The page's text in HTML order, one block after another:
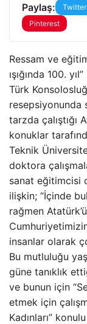
Paylaş: Twitter
Pinterest
Ressam ve
ışığında 100.
Türk
resepsiyonunda
tarzda çalıştığı
konuklar
Teknik
doktora
sanat eğitimcisi
ilişkin; “İçinde
rağmen
insanlar olarak
Bu mutluluğu
güne tanıklık
ve bunun için
etmek için
Kadınları”